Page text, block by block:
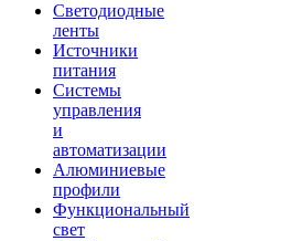
Светодиодные
ленты
Источники
питания
Системы
управления
и
автоматизации
Алюминиевые
профили
Функциональный
свет